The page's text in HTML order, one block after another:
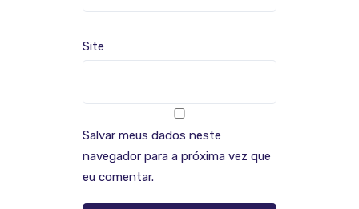
Site
Salvar meus dados neste
navegador para a próxima vez que
eu comentar.